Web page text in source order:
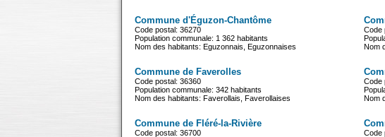
Commune d'Éguzon-Chantôme
Code postal: 36270
Population communale: 1 362 habitants
Nom des habitants: Eguzonnais, Eguzonnaises
Code
Nom
Commune de Faverolles
Code postal: 36360
Population communale: 342 habitants
Nom des habitants: Faverollais, Faverollaises
Code
Nom
Commune de Fléré-la-Rivière
Code postal: 36700
Code